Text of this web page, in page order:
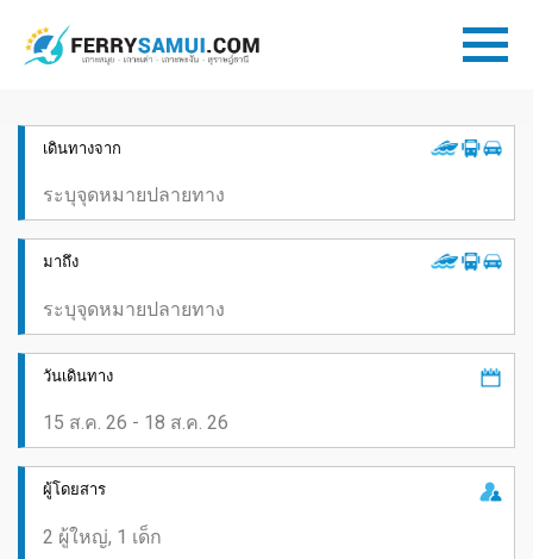
เดินทางจาก
มาถึง
วันเดินทาง
ผู้โดยสาร